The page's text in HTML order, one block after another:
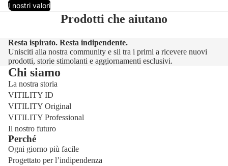
I nostri valori
Prodotti che aiutano
Resta ispirato. Resta indipendente.
Unisciti alla nostra community e sii tra i primi a ricevere nuovi
prodotti, storie stimolanti e aggiornamenti esclusivi.
Chi siamo
La nostra storia
VITILITY ID
VITILITY Original
VITILITY Professional
Il nostro futuro
Perché
Ogni giorno più facile
Progettato per l’indipendenza